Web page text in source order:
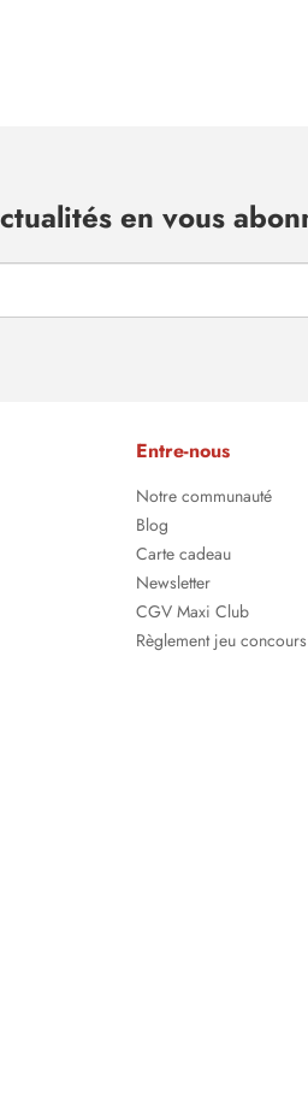
en vous
Entre-nous
Notre communauté
Blog
Carte cadeau
Newsletter
CGV Maxi Club
Règlement jeu concours